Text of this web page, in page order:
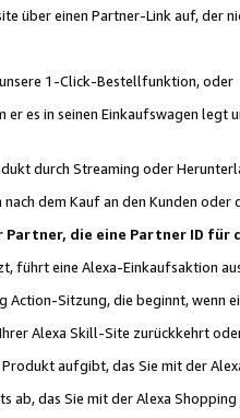
über einen Partner-Link auf, der
1-Click-Bestellfunktion, oder
es in seinen Einkaufswagen legt
durch Streaming oder
dem Kauf an den Kunden
die eine Partner ID für
führt eine Alexa-Einkaufsaktion
Sitzung, die beginnt, wenn
Alexa Skill-Site zurückkehrt
aufgibt, das Sie mit der
ab, das Sie mit der Alexa